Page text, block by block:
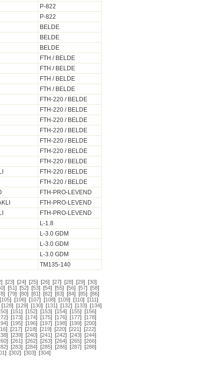
P-822
P-822
BELDE
BELDE
BELDE
FTH / BELDE
FTH / BELDE
FTH / BELDE
FTH / BELDE
FTH-220 / BELDE
FTH-220 / BELDE
FTH-220 / BELDE
FTH-220 / BELDE
FTH-220 / BELDE
FTH-220 / BELDE
FTH-220 / BELDE
FTH-220 / BELDE
FTH-220 / BELDE
FTH-PRO-LEVEND
FTH-PRO-LEVEND
FTH-PRO-LEVEND
L-1.8
L-3.0 GDM
L-3.0 GDM
L-3.0 GDM
TM135-140
] [23] [24] [25] [26] [27] [28] [29] [30]
] [51] [52] [53] [54] [55] [56] [57] [58]
] [79] [80] [81] [82] [83] [84] [85] [86]
[105] [106] [107] [108] [109] [110] [111]
[128] [129] [130] [131] [132] [133] [134]
] [151] [152] [153] [154] [155] [156]
] [173] [174] [175] [176] [177] [178]
] [195] [196] [197] [198] [199] [200]
] [217] [218] [219] [220] [221] [222]
] [239] [240] [241] [242] [243] [244]
] [261] [262] [263] [264] [265] [266]
] [283] [284] [285] [286] [287] [288]
] [302] [303] [304]